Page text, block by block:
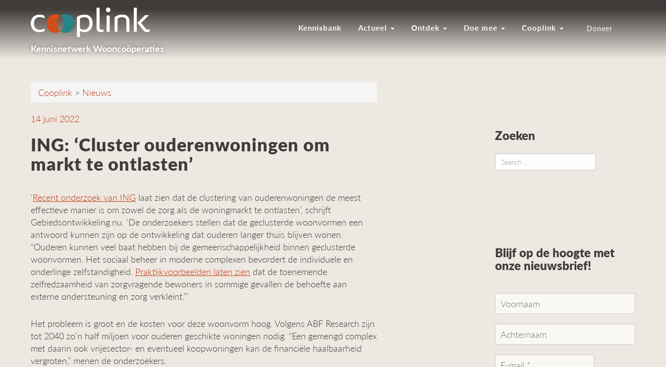
Kennisnetwerk Wooncoöperaties
Kennisbank Actueel Ontdek Doe mee Cooplink Doneer
Cooplink > Nieuws
14 juni 2022
ING: ‘Cluster ouderenwoningen om
markt te ontlasten’
‘Recent onderzoek van ING laat zien dat de clustering van ouderenwoningen de meest
effectieve manier is om zowel de zorg als de woningmarkt te ontlasten’, schrijft
Gebiedsontwikkeling.nu. ‘De onderzoekers stellen dat de geclusterde woonvormen een
antwoord kunnen zijn op de ontwikkeling dat ouderen langer thuis blijven wonen.
“Ouderen kunnen veel baat hebben bij de gemeenschappelijkheid binnen geclusterde
woonvormen. Het sociaal beheer in moderne complexen bevordert de individuele en
onderlinge zelfstandigheid. Praktijkvoorbeelden laten zien dat de toenemende
zelfredzaamheid van zorgvragende bewoners in sommige gevallen de behoefte aan
externe ondersteuning en zorg verkleint.”’
Het probleem is groot en de kosten voor deze woonvorm hoog. Volgens ABF Research zijn
tot 2040 zo’n half miljoen voor ouderen geschikte woningen nodig. “Een gemengd complex
met daarin ook vrijesector- en eventueel koopwoningen kan de financiële haalbaarheid
vergroten,” menen de onderzoekers.
Zoeken
Blijf op de hoogte met
onze nieuwsbrief!